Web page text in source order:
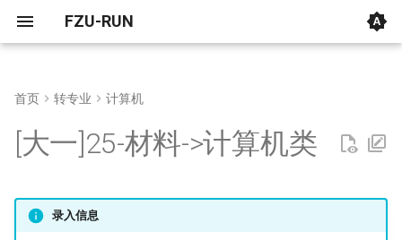
FZU-RUN
学习历程
自动化
工程
[大一]25-油气储运工程->微电
工程
工程
计学
[大一]23-工业设计->会计学
班
[大一]23-物流管理->汉语言文
学
物信
试B卷题目
2025计算机大一机试题目
学院
研究院
厦门大学
科学研究院
化工程 （中德平台）
院
首页 转专业 计算机
[大一]25-材料->计算机类
录入信息